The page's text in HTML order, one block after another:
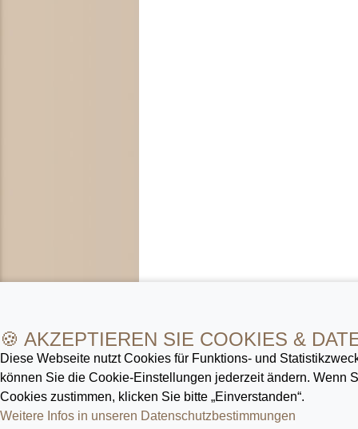
🍪 AKZEPTIEREN SIE COOKIES &
Diese Webseite nutzt Cookies für Funktions- und
können Sie die Cookie-Ein­stellungen jederzeit ändern. Wenn
Cookies zustimmen, klicken Sie bitte „Einverstanden“.
Weitere Infos in unseren Datenschutz­bestimmungen